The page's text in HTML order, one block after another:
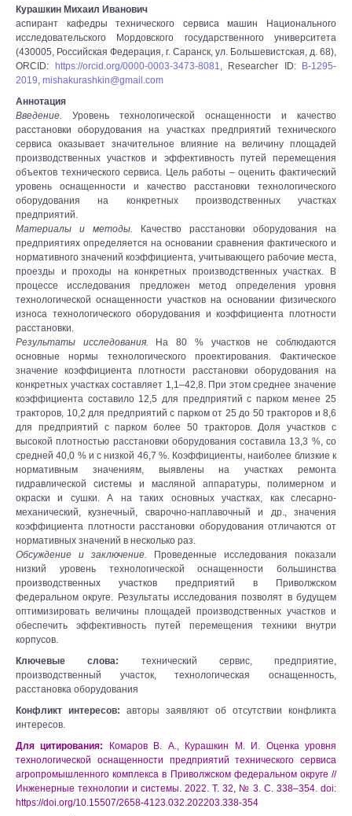
Курашкин Михаил Иванович
аспирант кафедры технического сервиса машин Национального
исследовательского Мордовского государственного университета
(430005, Российская Федерация, г. Саранск, ул. Большевистская, д. 68),
ORCID:
https://orcid.org/0000-0003-3473-8081, Researcher ID:
B-1295-
2019, mishakurashkin@gmail.com
Аннотация
Введение. Уровень технологической оснащенности и качество
расстановки оборудования на участках предприятий технического
сервиса оказывает значительное влияние на величину площадей
производственных участков и эффективность путей перемещения
объектов технического сервиса. Цель работы – оценить фактический
уровень оснащенности и качество расстановки технологического
оборудования на конкретных производственных участках
предприятий.
Материалы и методы. Качество расстановки оборудования на
предприятиях определяется на основании сравнения фактического и
нормативного значений коэффициента, учитывающего рабочие места,
проезды и проходы на конкретных производственных участках. В
процессе исследования предложен метод определения уровня
технологической оснащенности участков на основании физического
износа технологического оборудования и коэффициента плотности
расстановки.
Результаты исследования. На 80 % участков не соблюдаются
основные нормы технологического проектирования. Фактическое
значение коэффициента плотности расстановки оборудования на
конкретных участках составляет 1,1–42,8. При этом среднее значение
коэффициента составило 12,5 для предприятий с парком менее 25
тракторов, 10,2 для предприятий с парком от 25 до 50 тракторов и 8,6
для предприятий с парком более 50 тракторов. Доля участков с
высокой плотностью расстановки оборудования составила 13,3 %, со
средней 40,0 % и с низкой 46,7 %. Коэффициенты, наиболее близкие к
нормативным значениям, выявлены на участках ремонта
гидравлической системы и масляной аппаратуры, полимерном и
окраски и сушки. А на таких основных участках, как слесарно-
механический, кузнечный, сварочно-наплавочный и др., значения
коэффициента плотности расстановки оборудования отличаются от
нормативных значений в несколько раз.
Обсуждение и заключение. Проведенные исследования показали
низкий уровень технологической оснащенности большинства
производственных участков предприятий в Приволжском
федеральном округе. Результаты исследования позволят в будущем
оптимизировать величины площадей производственных участков и
обеспечить эффективность путей перемещения техники внутри
корпусов.
Ключевые слова: технический сервис, предприятие,
производственный участок, технологическая оснащенность,
расстановка оборудования
Конфликт интересов: авторы заявляют об отсутствии конфликта
интересов.
Для цитирования:
Комаров В. А., Курашкин М. И. Оценка уровня
технологической оснащенности предприятий технического сервиса
агропромышленного комплекса в Приволжском федеральном округе //
Инженерные технологии и системы. 2022. Т. 32, № 3. С. 338–354. doi:
https://doi.org/10.15507/2658-4123.032.202203.338-354